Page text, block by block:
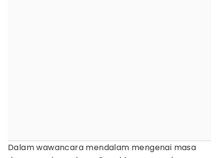
Dalam wawancara mendalam mengenai masa